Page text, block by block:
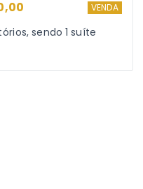
VENDA
, sendo1 suíte